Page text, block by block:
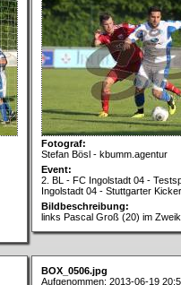
Fotograf:
Stefan Bösl - kbumm.agentur
Event:
2. BL - FC Ingolstadt 04 -
Ingolstadt 04 - Stuttgarter
Bildbeschreibung:
links Pascal Groß (20) im
BOX_0506.jpg
Aufgenommen: 2013-06-19